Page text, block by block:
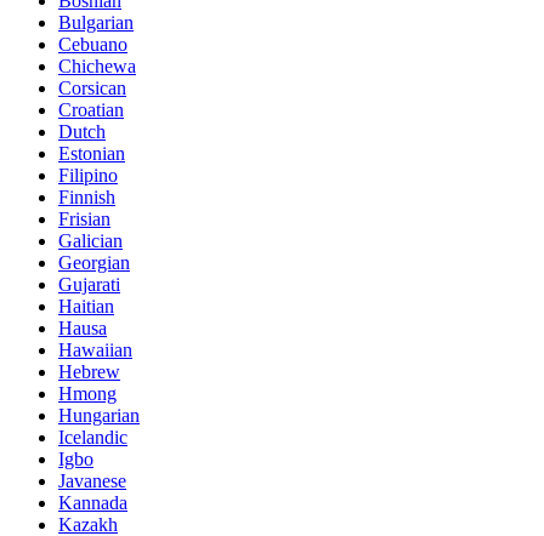
Bulgarian
Cebuano
Chichewa
Corsican
Croatian
Dutch
Estonian
Filipino
Finnish
Frisian
Galician
Georgian
Gujarati
Haitian
Hausa
Hawaiian
Hebrew
Hmong
Hungarian
Icelandic
Igbo
Javanese
Kannada
Kazakh